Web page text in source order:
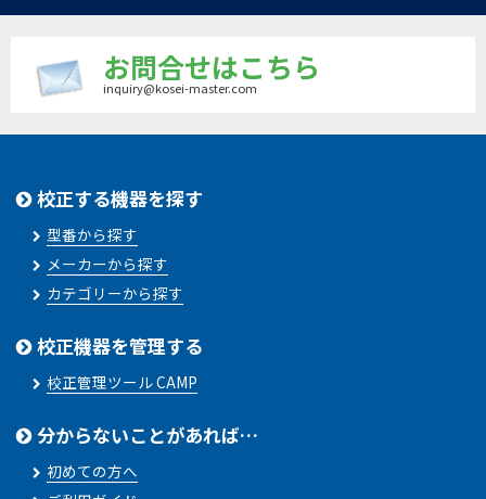
お問合せはこちら
inquiry@kosei-master.com
校正する機器を探す
型番から探す
メーカーから探す
カテゴリーから探す
校正機器を管理する
校正管理ツール CAMP
分からないことがあれば…
初めての方へ